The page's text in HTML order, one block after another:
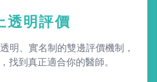
透明評價
明、實名制的雙邊評價機制，
找到真正適合你的醫師。